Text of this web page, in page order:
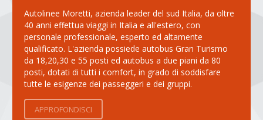
Autolinee Moretti, azienda leader del sud Italia, da oltre
40 anni effettua viaggi in Italia e all'estero, con
personale professionale, esperto ed altamente
qualificato. L'azienda possiede autobus Gran Turismo
da 18,20,30 e 55 posti ed autobus a due piani da 80
posti, dotati di tutti i comfort, in grado di soddisfare
tutte le esigenze dei passeggeri e dei gruppi.
APPROFONDISCI